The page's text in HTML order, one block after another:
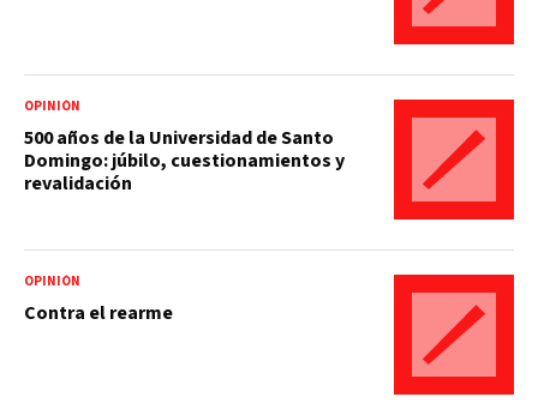
OPINIÓN
500 años de la Universidad de Santo
Domingo: júbilo, cuestionamientos y
revalidación
OPINIÓN
Contra el rearme